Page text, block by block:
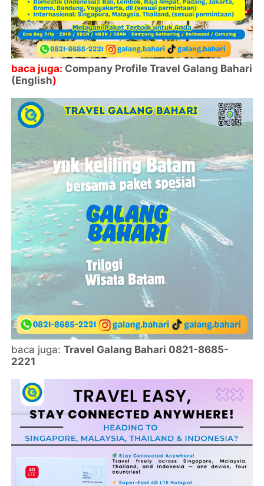
baca juga: Company Profile Travel Galang Bahari
(English)
baca juga:Travel Galang Bahari 0821-8685-
2221